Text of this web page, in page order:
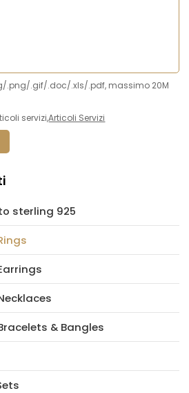
.png/.gif/.doc/.xls/.pdf, massimo 20M
servizi,Articoli Servizi
sterling 925
& Bangles